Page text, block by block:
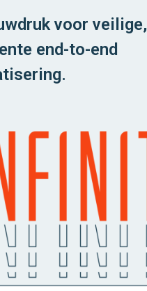
voor veilige,
end-to-end